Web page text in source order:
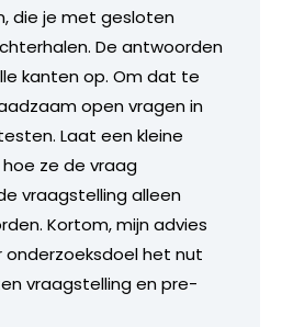
die je met gesloten
De antwoorden
kanten op. Om dat te
open vragen in
Laat een kleine
ze de vraag
vraagstelling alleen
Kortom, mijn advies
onderzoeksdoel het nut
vraagstelling en pre-